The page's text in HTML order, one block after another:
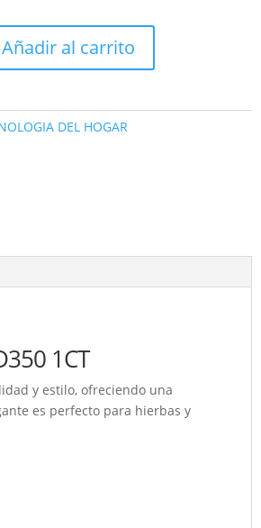
Añadir al carrito
DEL HOGAR
1CT
y estilo, ofreciendo una
es perfecto para hierbas y